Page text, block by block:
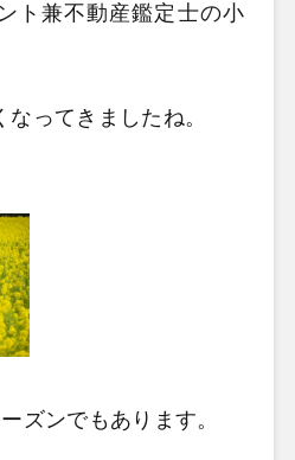
ト兼不動産鑑定士の小
ってきましたね。
ズンでもあります。